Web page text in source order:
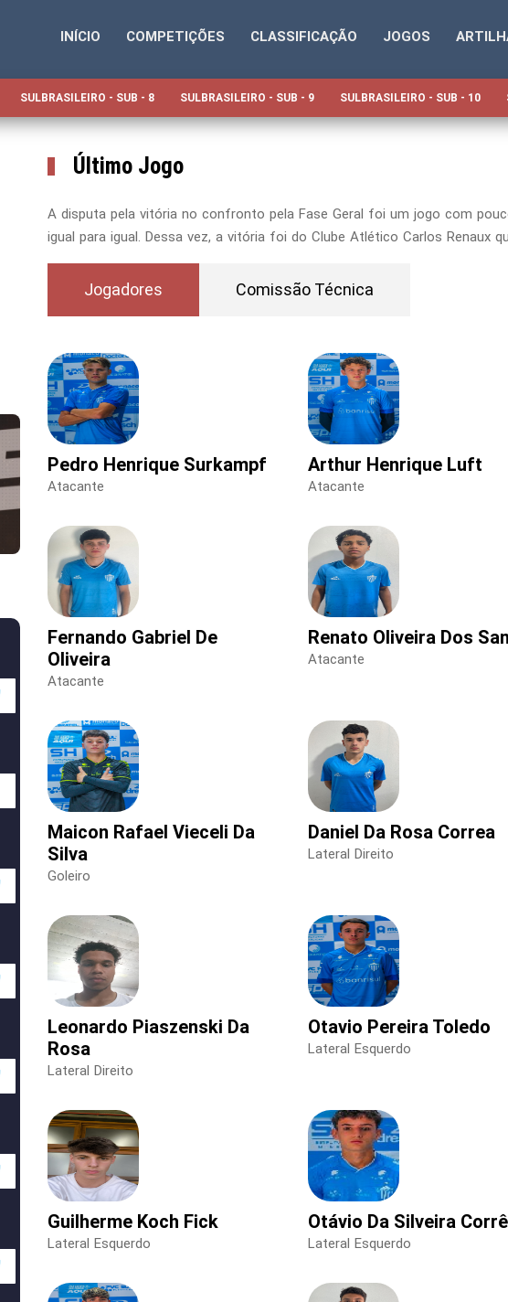
INÍCIO COMPETIÇÕES CLASSIFICAÇÃO JOGOS
SULBRASILEIRO - SUB - 8 SULBRASILEIRO - SUB - 9 SULBRASILEIRO - SUB - 10
Último Jogo
A disputa pela vitória no confronto pela Fase Geral foi um jogo com
igual para igual. Dessa vez, a vitória foi do Clube Atlético Carlos Renaux
Jogadores Comissão Técnica
Pedro Henrique Surkampf
Atacante
Arthur Henrique Luft
Atacante
Fernando Gabriel De
Oliveira
Atacante
Renato Oliveira Dos
Atacante
Maicon Rafael Vieceli Da
Silva
Goleiro
Daniel Da Rosa Correa
Lateral Direito
Leonardo Piaszenski Da
Rosa
Lateral Direito
Otavio Pereira Toledo
Lateral Esquerdo
Guilherme Koch Fick
Lateral Esquerdo
Otávio Da Silveira
Lateral Esquerdo